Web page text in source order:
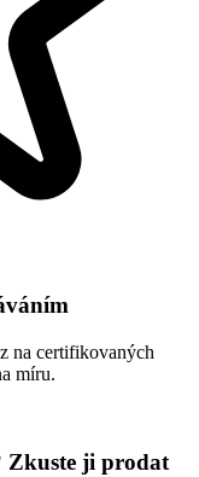
na certifikovaných
míru.
Zkuste ji prodat